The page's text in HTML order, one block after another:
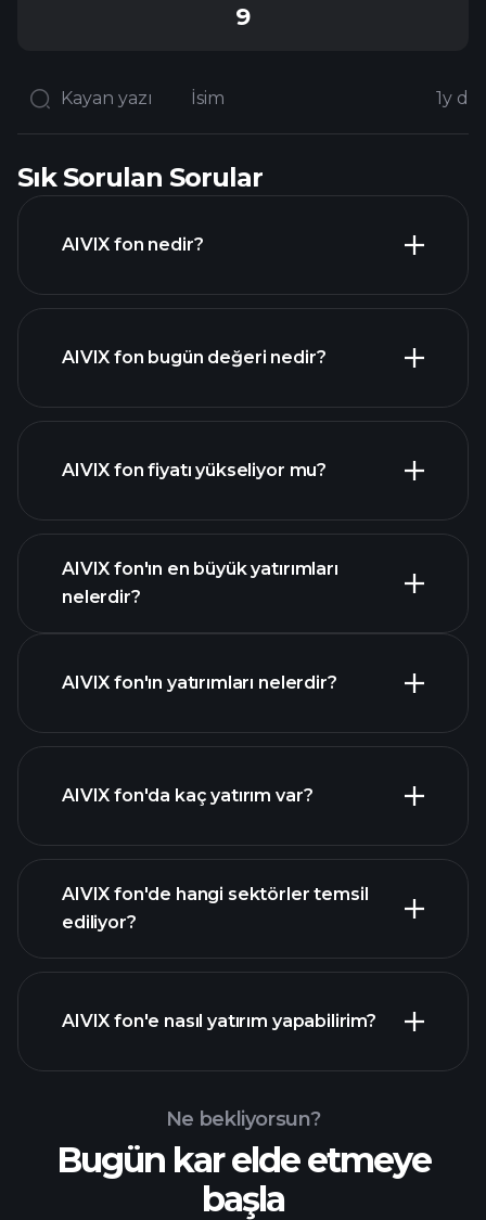
9
Kayan yazı İsim 1y
Sık Sorulan Sorular
AIVIX fon nedir?
AIVIX fon bugün değeri nedir?
AIVIX fon fiyatı yükseliyor mu?
AIVIX fon'ın en büyük yatırımları
nelerdir?
AIVIX fon'ın yatırımları nelerdir?
buradan
AIVIX fon'da kaç yatırım var?
AIVIX fon'de hangi sektörler temsil
ediliyor?
AIVIX fon'e nasıl yatırım yapabilirim?
Ne bekliyorsun?
Bugün kar elde etmeye
başla